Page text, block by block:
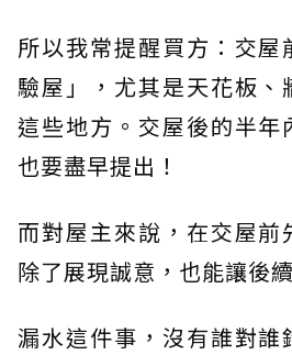
所以我常提醒買方：交屋
驗屋」，尤其是天花板、
這些地方。交屋後的半年
也要盡早提出！
而對屋主來說，在交屋前
除了展現誠意，也能讓後
漏水這件事，沒有誰對誰